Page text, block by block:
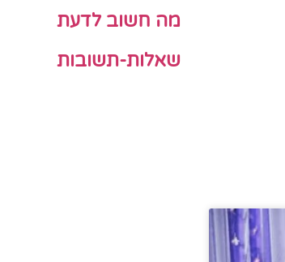
מה חשוב לדעת
שאלות-תשובות